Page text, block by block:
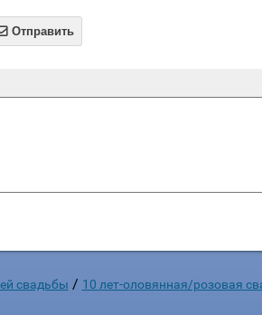
Отправить
свадьбы / 10 лет-оловянная/розовая